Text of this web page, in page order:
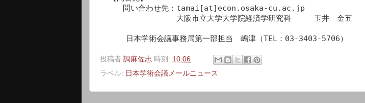
問い合わせ先：tamai[at]econ.osaka-cu.ac.jp
大阪市立大学大学院経済学研究科　　　玉井　金五
   　 日本学術会議事務局第一部担当　嶋津（TEL：03-3403-5706）
投稿者 調麻佐志 時刻: 10:06
ラベル: 日本学術会議メールニュース